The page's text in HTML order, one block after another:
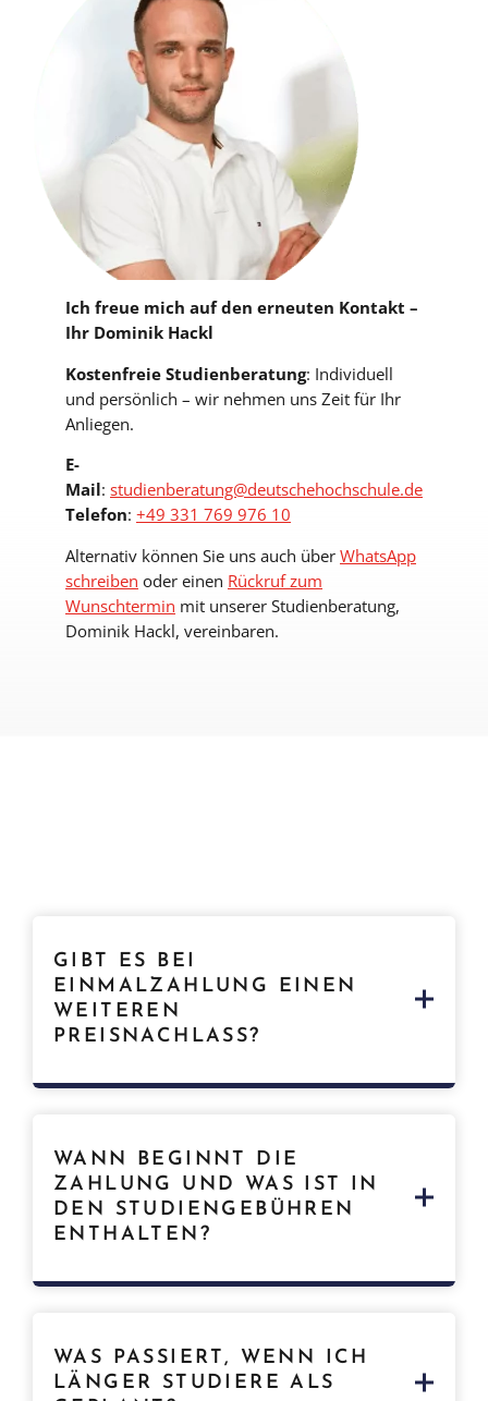
Ich freue mich auf den erneuten Kontakt –
Ihr Dominik Hackl
Kostenfreie Studienberatung: Individuell
und persönlich – wir nehmen uns Zeit für Ihr
Anliegen.
E-
Mail: studienberatung@deutschehochschule.de
Telefon: +49 331 769 976 10
Alternativ können Sie uns auch über WhatsApp
schreiben oder einen Rückruf zum
Wunschtermin mit unserer Studienberatung,
Dominik Hackl, vereinbaren.
GIBT ES BEI
EINMALZAHLUNG EINEN
WEITEREN
PREISNACHLASS?
zusätzlichen Nachlass von 10 % für die
Einmalzahlung. Den Nachlass ziehen wir
automatisch ab.
WANN BEGINNT DIE
ZAHLUNG UND WAS IST IN
DEN STUDIENGEBÜHREN
ENTHALTEN?
Probemonats fällig. Dieser startet zu Ihrem
gewählten Studienbeginn – bis dahin können Sie
WAS PASSIERT, WENN ICH
LÄNGER STUDIERE ALS